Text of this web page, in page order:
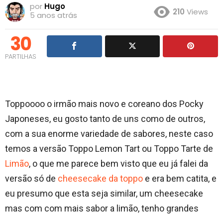
por Hugo
5 anos atrás
210 Views
30
PARTILHAS
Toppoooo o irmão mais novo e coreano dos Pocky
Japoneses, eu gosto tanto de uns como de outros,
com a sua enorme variedade de sabores, neste caso
temos a versão Toppo Lemon Tart ou Toppo Tarte de
Limão, o que me parece bem visto que eu já falei da
versão só de cheesecake da toppo e era bem catita, e
eu presumo que esta seja similar, um cheesecake
mas com com mais sabor a limão, tenho grandes